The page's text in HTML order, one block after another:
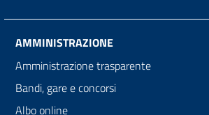
AMMINISTRAZIONE
Amministrazione trasparente
Bandi, gare e concorsi
Albo online